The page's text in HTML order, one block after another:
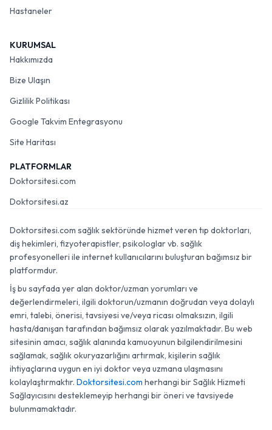
Hastaneler
KURUMSAL
Hakkımızda
Bize Ulaşın
Gizlilik Politikası
Google Takvim Entegrasyonu
Site Haritası
PLATFORMLAR
Doktorsitesi.com
Doktorsitesi.az
Doktorsitesi.com sağlık sektöründe hizmet veren tıp doktorları,
diş hekimleri, fizyoterapistler, psikologlar vb. sağlık
profesyonelleri ile internet kullanıcılarını buluşturan bağımsız bir
platformdur.
İş bu sayfada yer alan doktor/uzman yorumları ve
değerlendirmeleri, ilgili doktorun/uzmanın doğrudan veya dolaylı
emri, talebi, önerisi, tavsiyesi ve/veya ricası olmaksızın, ilgili
hasta/danışan tarafından bağımsız olarak yazılmaktadır. Bu web
sitesinin amacı, sağlık alanında kamuoyunun bilgilendirilmesini
sağlamak, sağlık okuryazarlığını artırmak, kişilerin sağlık
ihtiyaçlarına uygun en iyi doktor veya uzmana ulaşmasını
kolaylaştırmaktır. Doktorsitesi.com herhangi bir Sağlık Hizmeti
Sağlayıcısını desteklemeyip herhangi bir öneri ve tavsiyede
bulunmamaktadır.